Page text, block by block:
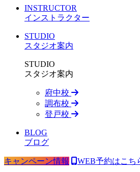
INSTRUCTOR
インストラクター
STUDIO
スタジオ案内
STUDIO
スタジオ案内
府中校
調布校
登戸校
BLOG
ブログ
キャンペーン情報 WEB予約はこち